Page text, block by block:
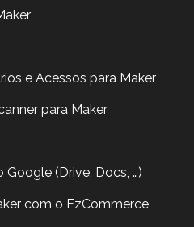
e Acessos para Maker
para Maker
(Drive, Docs, …)
com o EzCommerce